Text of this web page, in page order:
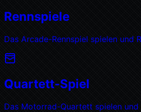
Rennspiele
Das Arcade-Rennspiel spielen und
Quartett-Spiel
Das Motorrad-Quartett spielen und